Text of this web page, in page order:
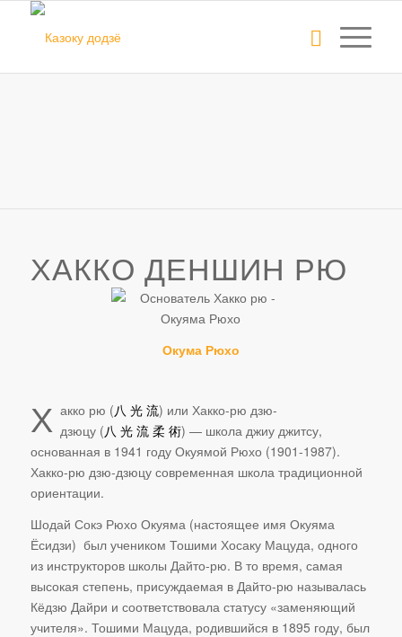
ХАККО ДЕНШИН РЮ
Окума Рюхо
Х акко рю (八 光 流) или Хакко-рю дзю-
дзюцу (八 光 流 柔 術) — школа джиу джитсу,
основанная в 1941 году Окуямой Рюхо (1901-1987).
Хакко-рю дзю-дзюцу современная школа традиционной
ориентации.
Шодай Сокэ Рюхо Окуяма (настоящее имя Окуяма
Ёсидзи) был учеником Тошими Хосаку Мацуда, одного
из инструкторов школы Дайто-рю. В то время, самая
высокая степень, присуждаемая в Дайто-рю называлась
Кёдзю Дайри и соответствовала статусу «заменяющий
учителя». Тошими Мацуда, родившийся в 1895 году, был